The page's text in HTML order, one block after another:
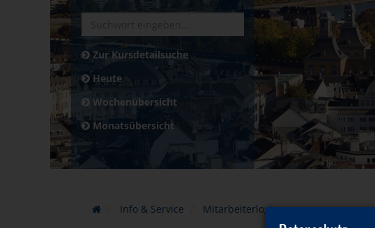
Zur Kursdetailsuche
Heute
Wochenübersicht
Monatsübersicht
Info & Service Mitarbeiterlogin